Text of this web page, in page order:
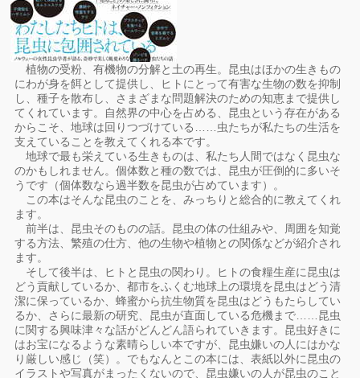
植物の受粉、有機物の分解と土の再生。昆虫はほかの生きもの
にわが身を餌として提供し、ヒトにとって有害な生物の数を抑制
し、種子を散布し、さまざまな問題解決のための知恵まで提供し
てくれています。自然界の中心を占める、昆虫という存在がある
からこそ、地球は回りつづけている……虫たちが私たちの生活を
支えていることを教えてくれる本です。
地球で最も栄えている生きものは、私たち人間ではなく昆虫な
のかもしれません。個体数と種の数では、昆虫が圧倒的に多いそ
うです（個体数なら過半数を昆虫が占めています）。
この本はそんな昆虫のことを、みっちりと総合的に教えてくれ
ます。
前半は、昆虫そのものの話。昆虫の体の仕組みや、周囲を知覚
する方法、繁殖の仕方、他の生物や植物との関係などが紹介され
ます。
そして後半は、ヒトと昆虫の関わり。ヒトの食糧生産に昆虫は
どう貢献しているか、都市をふくむ地球上の環境を昆虫はどう清
潔に保っているか、蜂蜜から抗生物質を昆虫はどうもたらしてい
るか、さらに最新の研究、昆虫が直面している危機まで……昆虫
に関する興味津々な話がどんどん語られていきます。昆虫好きに
はお宝になるような素晴らしい本ですが、昆虫嫌いの人にはかな
り厳しい感じ（笑）。でもなんとこの本には、表紙以外に昆虫の
イラストや写真がまったくないので、昆虫嫌いの人が昆虫のこと